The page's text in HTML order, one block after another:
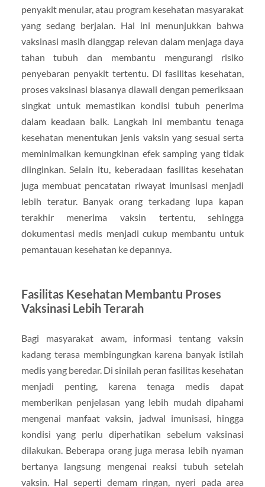
penyakit menular, atau program kesehatan masyarakat
yang sedang berjalan. Hal ini menunjukkan bahwa
vaksinasi masih dianggap relevan dalam menjaga daya
tahan tubuh dan membantu mengurangi risiko
penyebaran penyakit tertentu. Di fasilitas kesehatan,
proses vaksinasi biasanya diawali dengan pemeriksaan
singkat untuk memastikan kondisi tubuh penerima
dalam keadaan baik. Langkah ini membantu tenaga
kesehatan menentukan jenis vaksin yang sesuai serta
meminimalkan kemungkinan efek samping yang tidak
diinginkan. Selain itu, keberadaan fasilitas kesehatan
juga membuat pencatatan riwayat imunisasi menjadi
lebih teratur. Banyak orang terkadang lupa kapan
terakhir menerima vaksin tertentu, sehingga
dokumentasi medis menjadi cukup membantu untuk
pemantauan kesehatan ke depannya.
Fasilitas Kesehatan Membantu Proses
Vaksinasi Lebih Terarah
Bagi masyarakat awam, informasi tentang vaksin
kadang terasa membingungkan karena banyak istilah
medis yang beredar. Di sinilah peran fasilitas kesehatan
menjadi penting, karena tenaga medis dapat
memberikan penjelasan yang lebih mudah dipahami
mengenai manfaat vaksin, jadwal imunisasi, hingga
kondisi yang perlu diperhatikan sebelum vaksinasi
dilakukan. Beberapa orang juga merasa lebih nyaman
bertanya langsung mengenai reaksi tubuh setelah
vaksin. Hal seperti demam ringan, nyeri pada area